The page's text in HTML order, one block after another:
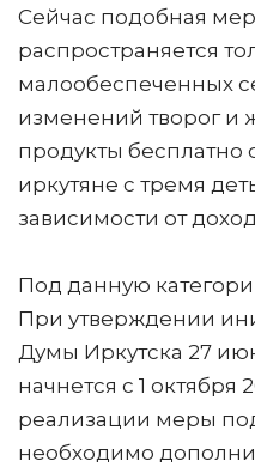
Сейчас подобная
распространяется
малообеспеченных
изменений творог и
продукты бесплатно
иркутяне с тремя
зависимости от
Под данную
При утверждении
Думы Иркутска 27
начнется с 1 октября
реализации меры
необходимо